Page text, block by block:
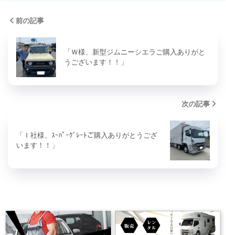
前の記事
「Ｗ様、新型ジムニーシエラご購入ありがと
うございます！！」
次の記事
「Ｉ社様、ｽｰﾊﾟｰｸﾞﾚｰﾄご購入ありがとうござ
います！！」